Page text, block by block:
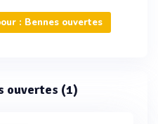
: Bennes ouvertes
ouvertes (1)